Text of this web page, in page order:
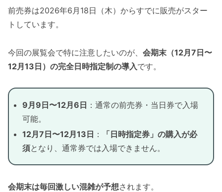
前売券は2026年6月18日（木）からすでに販売がスター
トしています。
今回の展覧会で特に注意したいのが、 会期末（12月7日〜
12月13日）の完全日時指定制の導入です。
9月9日〜12月6日 ：通常の前売券・当日券で入場
可能。
12月7日〜12月13日 ：
「日時指定券」の購入が必
須となり、通常券では入場できません。
会期末は毎回激しい混雑が予想されます。